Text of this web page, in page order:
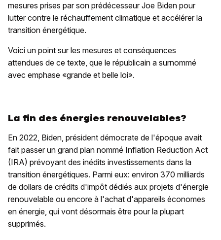
mesures prises par son prédécesseur Joe Biden pour
lutter contre le réchauffement climatique et accélérer la
transition énergétique.
Voici un point sur les mesures et conséquences
attendues de ce texte, que le républicain a surnommé
avec emphase «grande et belle loi».
La fin des énergies renouvelables?
En 2022, Biden, président démocrate de l'époque avait
fait passer un grand plan nommé Inflation Reduction Act
(IRA) prévoyant des inédits investissements dans la
transition énergétiques. Parmi eux: environ 370 milliards
de dollars de crédits d'impôt dédiés aux projets d'énergie
renouvelable ou encore à l'achat d'appareils économes
en énergie, qui vont désormais être pour la plupart
supprimés.